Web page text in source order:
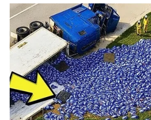
можна дітей виганяти? А ще мати
І Наталя на їхній бік встала: дзвонить
присоромити. Нагадує, що чоловік мене
годував і нічого не відмовляв.
– Тож тому й годував, що він мій чоловік!
– зате жили в моїй квартирі! Тепер у
є, ось і нехай дбають, годують і окреме
Хто мені помагав? Співчували, що важко
утримувати? Це не допомога!